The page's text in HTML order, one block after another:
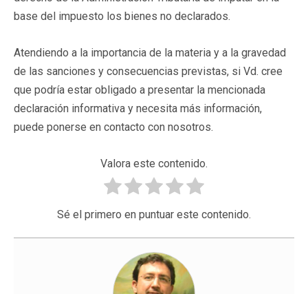
base del impuesto los bienes no declarados.
Atendiendo a la importancia de la materia y a la gravedad
de las sanciones y consecuencias previstas, si Vd. cree
que podría estar obligado a presentar la mencionada
declaración informativa y necesita más información,
puede ponerse en contacto con nosotros.
Valora este contenido.
Sé el primero en puntuar este contenido.